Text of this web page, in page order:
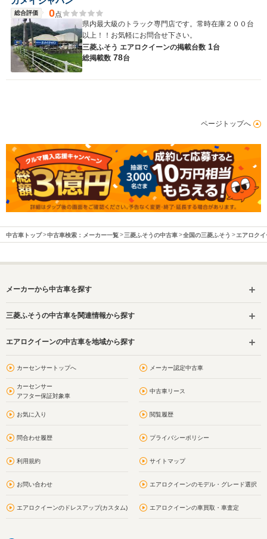
総合評価 0点
県内最大級のトラック専門店です。常時在庫２００台
以上！！お気軽にお問合せ下さい。
三菱ふそう エアロクイーンの掲載台数 1台
総掲載数 78台
ページトップへ
中古車トップ 中古車検索：メーカー一覧 三菱ふそうの中古車 全国の三菱ふそう エアロク
メーカーから中古車を探す
三菱ふそうの中古車を関連情報から探す
エアロクイーンの中古車を地域から探す
カーセンサートップへ メーカー認定中古車
カーセンサー
アフター保証対象車
中古車リース
お気に入り 閲覧履歴
問合わせ履歴 プライバシーポリシー
利用規約 サイトマップ
お問い合わせ エアロクイーンのモデル・グレード選択
エアロクイーンのドレスアップ(カスタム) エアロクイーンの車買取・車査定